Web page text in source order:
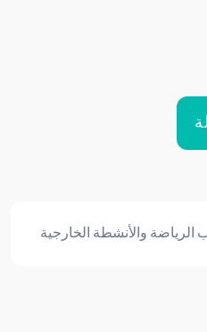
الرياضة والأنشطة الخارجية